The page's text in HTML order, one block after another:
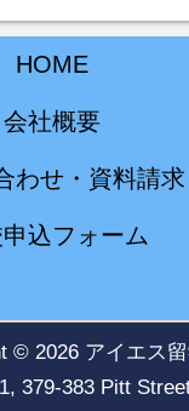
HOME
会社概要
わせ・資料請求
込フォーム
© 2026 アイエス
379-383 Pitt